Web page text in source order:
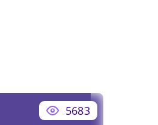
5683